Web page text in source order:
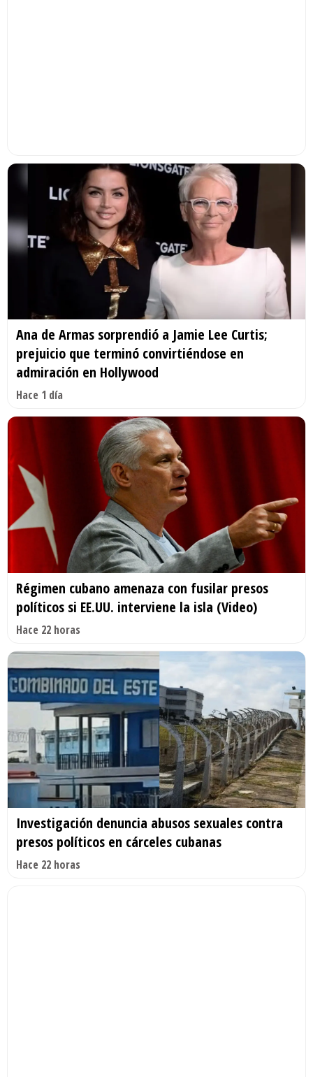
Ana de Armas sorprendió a Jamie Lee Curtis;
prejuicio que terminó convirtiéndose en
admiración en Hollywood
Hace 1 día
Régimen cubano amenaza con fusilar presos
políticos si EE.UU. interviene la isla (Video)
Hace 22 horas
Investigación denuncia abusos sexuales contra
presos políticos en cárceles cubanas
Hace 22 horas